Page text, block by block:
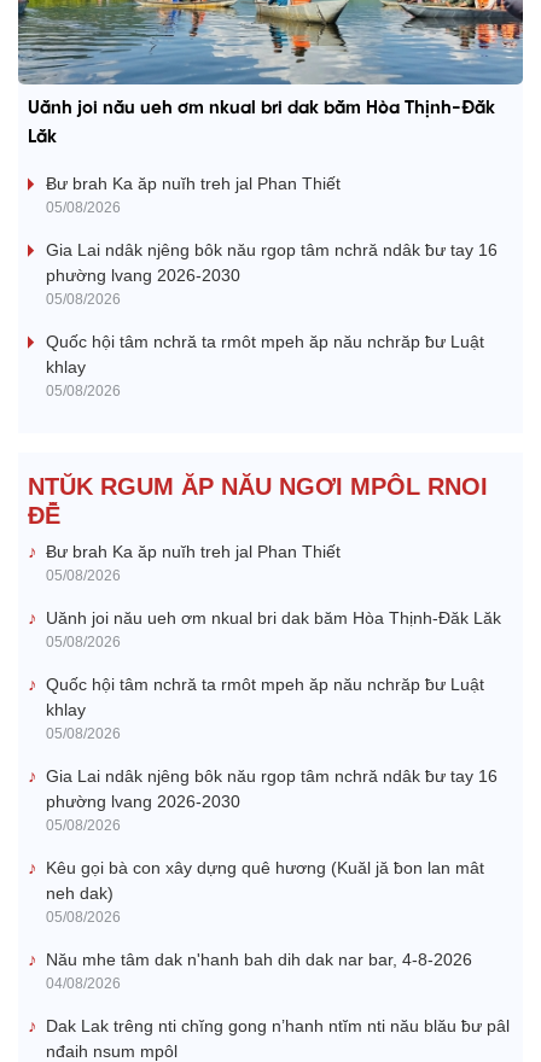
Uănh joi nău ueh ơm nkual bri dak băm Hòa Thịnh-Đăk
Lăk
Ƀư brah Ka ăp nuĭh treh jal Phan Thiết
05/08/2026
Gia Lai ndâk njêng bôk nău rgop tâm nchră ndâk ƀư tay 16
phường lvang 2026-2030
05/08/2026
Quốc hội tâm nchră ta rmôt mpeh ăp nău nchrăp ƀư Luật
khlay
05/08/2026
NTŬK RGUM ĂP NĂU NGƠI MPÔL RNOI
ĐÊ̆
Ƀư brah Ka ăp nuĭh treh jal Phan Thiết
05/08/2026
Uănh joi nău ueh ơm nkual bri dak băm Hòa Thịnh-Đăk Lăk
05/08/2026
Quốc hội tâm nchră ta rmôt mpeh ăp nău nchrăp ƀư Luật
khlay
05/08/2026
Gia Lai ndâk njêng bôk nău rgop tâm nchră ndâk ƀư tay 16
phường lvang 2026-2030
05/08/2026
Kêu gọi bà con xây dựng quê hương (Kuăl jă ƀon lan mât
neh dak)
05/08/2026
Nău mhe tâm dak n'hanh bah dih dak nar bar, 4-8-2026
04/08/2026
Dak Lak trêng nti chĭng gong n’hanh ntĭm nti nău blău ƀư pâl
nđaih nsum mpôl